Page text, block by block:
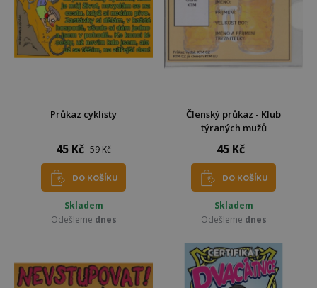
Průkaz cyklisty
45 Kč 59 Kč
DO KOŠÍKU
Skladem
Odešleme dnes
Členský průkaz - Klub
týraných mužů
45 Kč
DO KOŠÍKU
Skladem
Odešleme dnes